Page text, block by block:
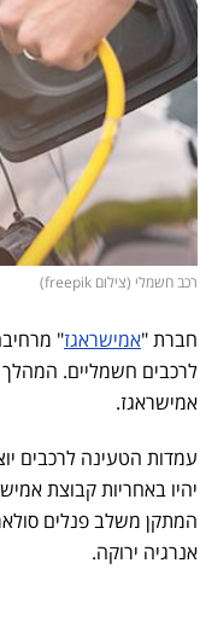
רכב חשמלי (צילום freepik)
חברת "אמישראגז"
אמישראגז.
עמדות הטעינה לרכבים
המתקן משלב פנלים
אנרגיה ירוקה.